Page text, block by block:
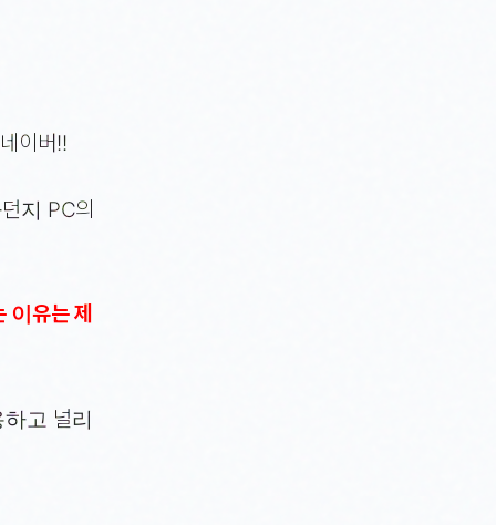
이버!!
지 PC의
이유는 제
고 널리